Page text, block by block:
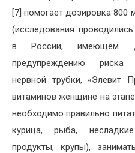
[7] помогает дозировка 800
(исследования
в России, имеющем
предупреждению риска
нервной трубки, «Элевит
витаминов женщине на
необходимо правильно
курица, рыба,
продукты, крупы),